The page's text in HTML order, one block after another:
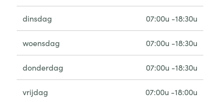
dinsdag 07:00u -18:30u
woensdag 07:00u -18:30u
donderdag 07:00u -18:30u
vrijdag 07:00u -18:00u